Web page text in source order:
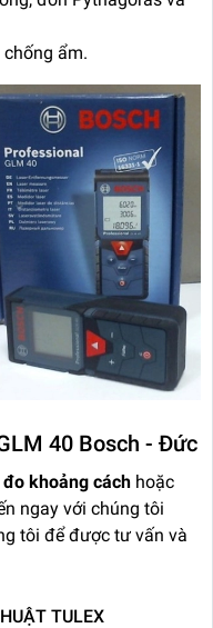
chống ẩm.
40 Bosch - Đức
khoảng cách hoặc
ngay với chúng tôi
tôi để được tư vấn và
TULEX